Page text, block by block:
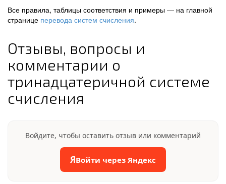
Все правила, таблицы соответствия и примеры — на главной
странице перевода систем счисления.
Отзывы, вопросы и
комментарии о
тринадцатеричной системе
счисления
Войдите, чтобы оставить отзыв или комментарий
ЯВойти через Яндекс